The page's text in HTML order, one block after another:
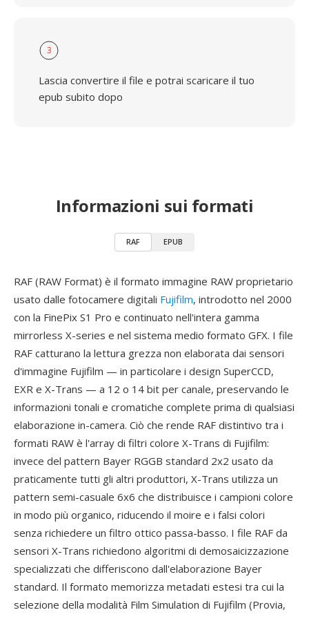
3
Lascia convertire il file e potrai scaricare il tuo
epub subito dopo
Informazioni sui formati
RAF EPUB
RAF (RAW Format) è il formato immagine RAW proprietario
usato dalle fotocamere digitali Fujifilm, introdotto nel 2000
con la FinePix S1 Pro e continuato nell'intera gamma
mirrorless X-series e nel sistema medio formato GFX. I file
RAF catturano la lettura grezza non elaborata dai sensori
d'immagine Fujifilm — in particolare i design SuperCCD,
EXR e X-Trans — a 12 o 14 bit per canale, preservando le
informazioni tonali e cromatiche complete prima di qualsiasi
elaborazione in-camera. Ciò che rende RAF distintivo tra i
formati RAW è l'array di filtri colore X-Trans di Fujifilm:
invece del pattern Bayer RGGB standard 2x2 usato da
praticamente tutti gli altri produttori, X-Trans utilizza un
pattern semi-casuale 6x6 che distribuisce i campioni colore
in modo più organico, riducendo il moire e i falsi colori
senza richiedere un filtro ottico passa-basso. I file RAF da
sensori X-Trans richiedono algoritmi di demosaicizzazione
specializzati che differiscono dall'elaborazione Bayer
standard. Il formato memorizza metadati estesi tra cui la
selezione della modalità Film Simulation di Fujifilm (Provia,